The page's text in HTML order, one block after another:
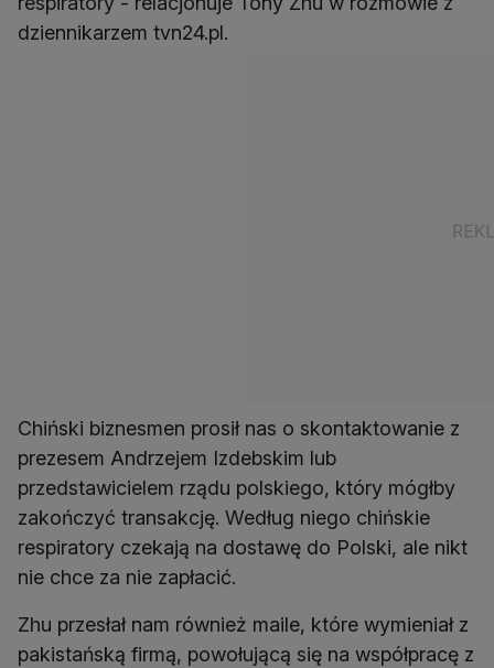
dziennikarzem tvn24.pl.
Chiński biznesmen prosił nas o skontaktowanie z
prezesem Andrzejem Izdebskim lub
przedstawicielem rządu polskiego, który mógłby
zakończyć transakcję. Według niego chińskie
respiratory czekają na dostawę do Polski, ale nikt
nie chce za nie zapłacić.
Zhu przesłał nam również maile, które wymieniał z
pakistańską firmą, powołującą się na współpracę z